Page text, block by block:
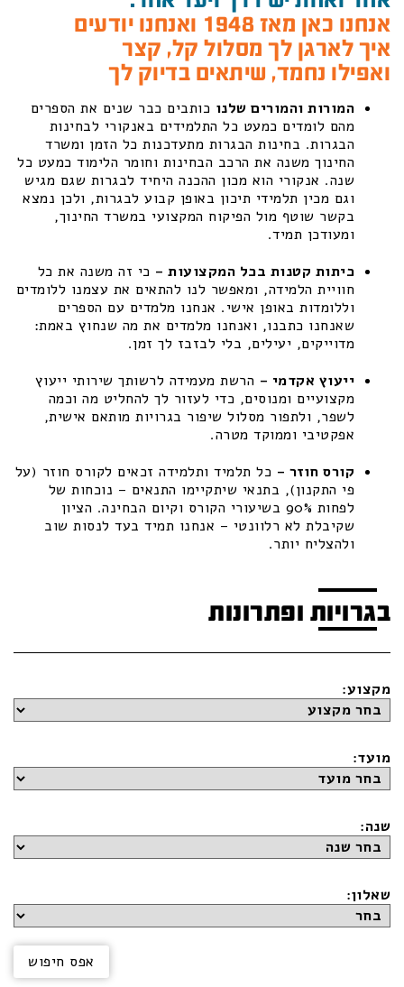
אנחנו כאן מאז 1948 ואנחנו יודעים
איך לארגן לך מסלול קל, קצר
ואפילו נחמד, שיתאים בדיוק לך
המורות והמורים שלנו כותבים כבר שנים את הספרים
מהם לומדים כמעט כל התלמידים באנקורי לבחינות
הבגרות. בחינות הבגרות מתעדכנות כל הזמן ומשרד
החינוך משנה את הרכב הבחינות וחומר הלימוד כמעט כל
שנה. אנקורי הוא מכון ההכנה היחיד לבגרות שגם מגיש
וגם מכין תלמידי תיכון באופן קבוע לבגרות, ולכן נמצא
בקשר שוטף מול הפיקוח המקצועי במשרד החינוך,
ומעודכן תמיד.
כיתות קטנות בכל המקצועות – כי זה משנה את כל
חוויית הלמידה, ומאפשר לנו להתאים את עצמנו ללומדים
וללומדות באופן אישי. אנחנו מלמדים עם הספרים
שאנחנו כתבנו, ואנחנו מלמדים את מה שנחוץ באמת:
מדוייקים, יעילים, בלי לבזבז לך זמן.
ייעוץ אקדמי – הרשת מעמידה לרשותך שירותי ייעוץ
מקצועיים ומנוסים, כדי לעזור לך להחליט מה וכמה
לשפר, ולתפור מסלול שיפור בגרויות מותאם אישית,
אפקטיבי וממוקד מטרה.
קורס חוזר – כל תלמיד ותלמידה זכאים לקורס חוזר (על
פי התקנון), בתנאי שיתקיימו התנאים – נוכחות של
לפחות 90% בשיעורי הקורס וקיום הבחינה. הציון
שקיבלת לא רלוונטי – אנחנו תמיד בעד לנסות שוב
ולהצליח יותר.
בגרויות ופתרונות
מקצוע:
מועד:
שנה:
שאלון: